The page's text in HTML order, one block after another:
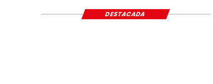
DESTACADA